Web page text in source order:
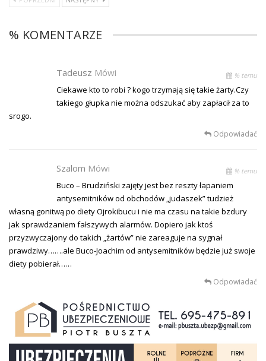
% KOMENTARZE
Tadeusz Mówi % temu
Ciekawe kto to robi ? kogo trzymają się takie żarty.Czy
takiego głupka nie można odszukać aby zapłacił za to
srogo.
Odpowiadać
Szalom Mówi % temu
Buco – Brudziński zajęty jest bez reszty łapaniem
antysemitników od obchodów „judaszek” tudzież
własną gonitwą po diety Ojrokibucu i nie ma czasu na takie bzdury
jak sprawdzaniem fałszywych alarmów. Dopiero jak ktoś
przyzwyczajony do takich „żartów” nie zareaguje na sygnał
prawdziwy…….ale Buco-Joachim od antysemitników będzie już swoje
diety pobierał……
Odpowiadać